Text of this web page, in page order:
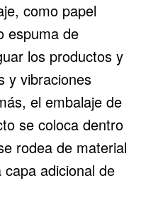
como papel
espuma de
los productos y
y vibraciones
el embalaje de
se coloca dentro
rodea de material
adicional de